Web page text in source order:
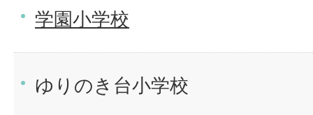
学園小学校
ゆりのき台小学校